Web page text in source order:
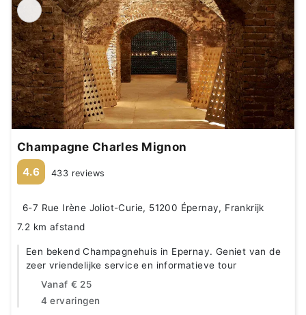
Champagne Charles Mignon
4.6 433 reviews
6-7 Rue Irène Joliot-Curie, 51200 Épernay, Frankrijk
7.2 km afstand
Een bekend Champagnehuis in Epernay. Geniet van de
zeer vriendelijke service en informatieve tour
Vanaf € 25
4 ervaringen